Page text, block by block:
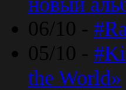
06/10 -
05/10 -
the World»